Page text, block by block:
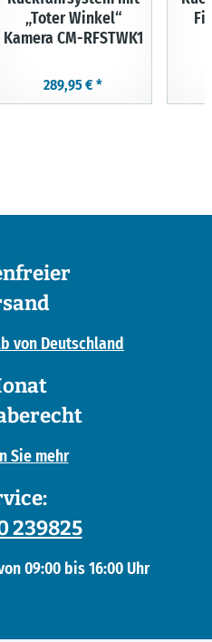
„Toter Winkel“
Kamera CM-RFSTWK1
289,95 € *
von Deutschland
Sie mehr
239825
09:00 bis 16:00 Uhr